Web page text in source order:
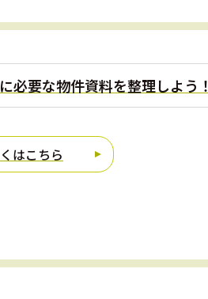
必要な物件資料を整理しよう！
はこちら